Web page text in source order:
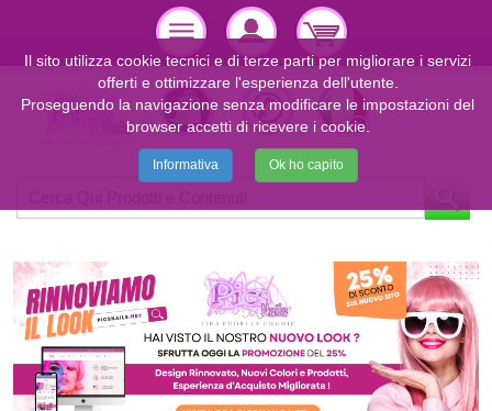
Il sito utilizza cookie tecnici e di terze parti per migliorare i servizi
offerti e ottimizzare l'esperienza dell'utente.
Proseguendo la navigazione senza modificare le impostazioni del
browser accetti di ricevere i cookie.
Informativa Ok ho capito